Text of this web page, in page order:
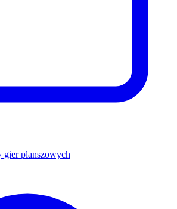
gier planszowych